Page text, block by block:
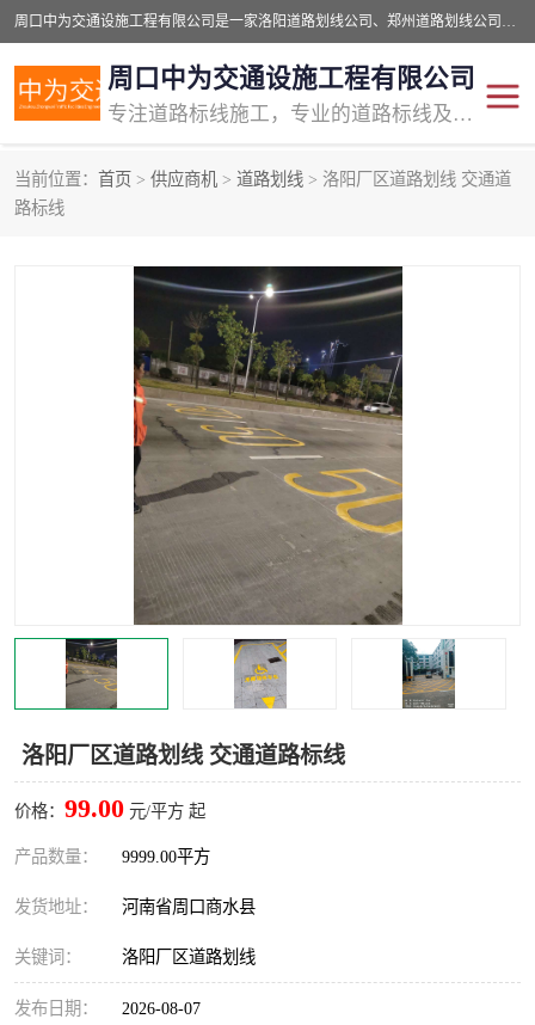
周口中为交通设施工程有限公司是一家洛阳道路划线公司、郑州道路划线公司、平顶山道路车位划线公司、开封车位划线公司、许昌道路车位划线公司、漯河道路车位划线公司，公司始终坚持“诚信、匠心、专注”的宗旨；我们的经营理念是：的服务。
周口中为交通设施工程有限公司
专注道路标线施工，专业的道路标线及交通设施施工服务商!
当前位置： 首页 > 供应商机 > 道路划线 > 洛阳厂区道路划线 交通道
路标线
洛阳厂区道路划线 交通道路标线
价格： 99.00 元/平方 起
产品数量： 9999.00平方
发货地址： 河南省周口商水县
关键词： 洛阳厂区道路划线
发布日期： 2026-08-07
交通道路标线
道路标线划线 马路标线
道路划线